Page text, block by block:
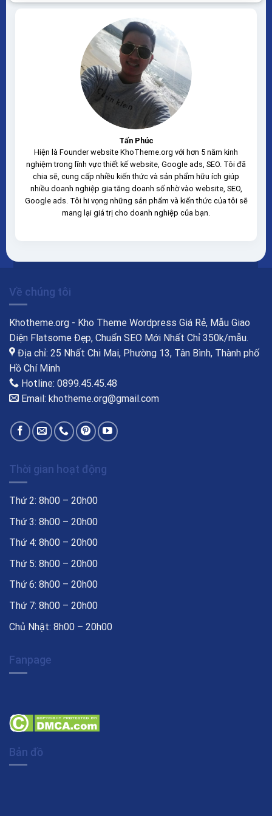
sạch hoàn toàn 100% không...
Tấn Phúc
Hiện là Founder website KhoTheme.org với hơn 5 năm kinh
nghiệm trong lĩnh vực thiết kế website, Google ads, SEO. Tôi đã
chia sẽ, cung cấp nhiều kiến thức và sản phẩm hữu ích giúp
nhiều doanh nghiệp gia tăng doanh số nhờ vào website, SEO,
Google ads. Tôi hi vọng những sản phẩm và kiến thức của tôi sẽ
mang lại giá trị cho doanh nghiệp của bạn.
Về chúng tôi
Khotheme.org - Kho Theme Wordpress Giá Rẻ, Mẫu Giao
Diện Flatsome Đẹp, Chuẩn SEO Mới Nhất Chỉ 350k/mẫu.
Địa chỉ: 25 Nhất Chi Mai, Phường 13, Tân Bình, Thành phố
Hồ Chí Minh
Hotline: 0899.45.45.48
Email: khotheme.org@gmail.com
Thời gian hoạt động
Thứ 2: 8h00 – 20h00
Thứ 3: 8h00 – 20h00
Thứ 4: 8h00 – 20h00
Thứ 5: 8h00 – 20h00
Thứ 6: 8h00 – 20h00
Thứ 7: 8h00 – 20h00
Chủ Nhật: 8h00 – 20h00
Fanpage
Bản đồ